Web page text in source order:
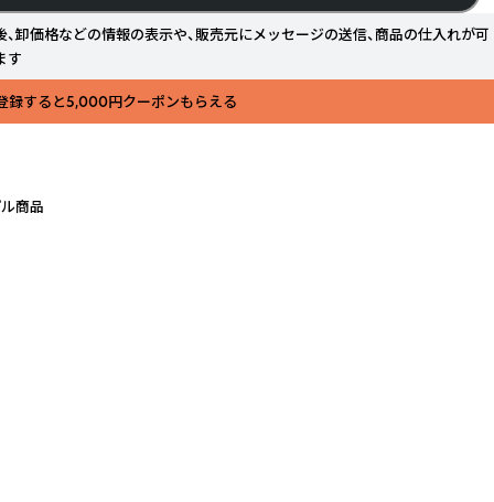
、卸価格などの情報の表示や、販売元にメッセージの送信、商品の仕入れが可
す
登録すると5,000円クーポンもらえる
商品